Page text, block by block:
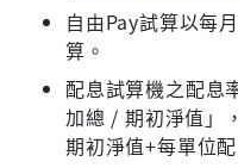
自由Pay試算以每
算。
配息試算機之配息
加總 / 期初淨值」
期初淨值+每單位